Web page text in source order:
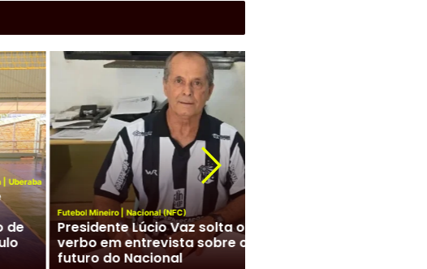
Cidades| Colunas| Frente a Frente|
Moura Miranda| Uberaba
Frente A Frente com Moura
Miranda